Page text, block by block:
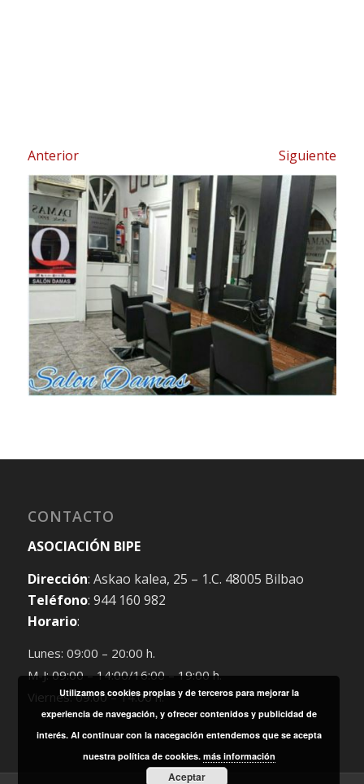
Anterior Siguiente
CONTACTO
ASOCIACIÓN BIPE
Dirección: Askao kalea, 25 – 1.C. 48005 Bilbao
Teléfono: 944 160 982
Horario:
Lunes: 09:00 – 20:00 h.
M-J: 09:00 – 14:00/16:00 – 19:00 h.
Viernes: 09:00 – 14:00 h.
Utilizamos cookies propias y de terceros para mejorar la
experiencia de navegación, y ofrecer contenidos y publicidad de
interés. Al continuar con la nacegación entendemos que se acepta
nuestra política de cookies. más información
Aceptar